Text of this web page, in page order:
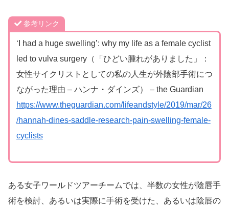
参考リンク
‘I had a huge swelling’: why my life as a female cyclist
led to vulva surgery（「ひどい腫れがありました」：
女性サイクリストとしての私の人生が外陰部手術につ
ながった理由 – ハンナ・ダインズ） – the Guardian
https://www.theguardian.com/lifeandstyle/2019/mar/26
/hannah-dines-saddle-research-pain-swelling-female-
cyclists
ある女子ワールドツアーチームでは、半数の女性が陰唇手
術を検討、あるいは実際に手術を受けた、あるいは陰唇の